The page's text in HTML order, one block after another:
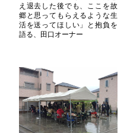
え退去した後でも、ここを故
郷と思ってもらえるような生
活を送ってほしい」と抱負を
語る、田口オーナー